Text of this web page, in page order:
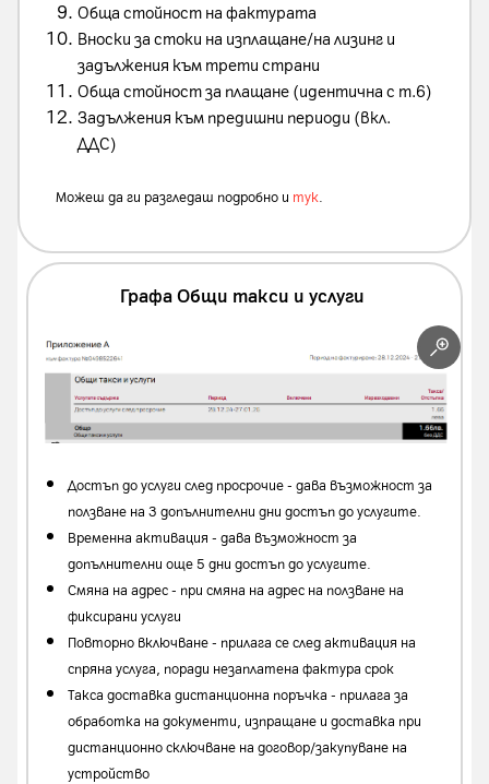
Обща стойност на фактурата
Вноски за стоки на изплащане/на лизинг и
задължения към трети страни
Обща стойност за плащане (идентична с т.6)
Задължения към предишни периоди (вкл.
ДДС)
Можеш да ги разгледаш подробно и тук
Графа Общи такси и услуги
Достъп до услуги след просрочие - дава възможност за
ползване на 3 допълнителни дни достъп до услугите.
Временна активация - дава възможност за
допълнителни още 5 дни достъп до услугите.
Смяна на адрес - при смяна на адрес на ползване на
фиксирани услуги
Повторно включване - прилага се след активация на
спряна услуга, поради незаплатена фактура срок
Такса доставка дистанционна поръчка - прилага за
обработка на документи, изпращане и доставка при
дистанционно сключване на договор/закупуване на
устройство